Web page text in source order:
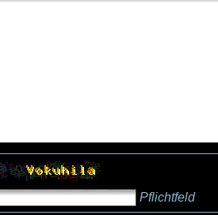
Pflichtfeld